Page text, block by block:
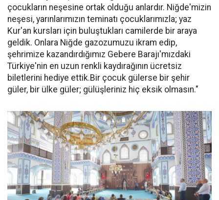
çocukların neşesine ortak olduğu anlardır. Niğde'mizin
neşesi, yarınlarımızın teminatı çocuklarımızla; yaz
Kur'an kursları için buluştukları camilerde bir araya
geldik. Onlara Niğde gazozumuzu ikram edip,
şehrimize kazandırdığımız Gebere Barajı'mızdaki
Türkiye'nin en uzun renkli kaydırağının ücretsiz
biletlerini hediye ettik.Bir çocuk gülerse bir şehir
güler, bir ülke güler; gülüşleriniz hiç eksik olmasın."